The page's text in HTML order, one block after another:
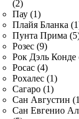
(2)
Пау (1)
Плайя Бланка
Пунта Прима
Розес (9)
Рок Дэль Конде
Росас (4)
Рохалес (1)
Сагаро (1)
Сан Августин
Сан Евгенио